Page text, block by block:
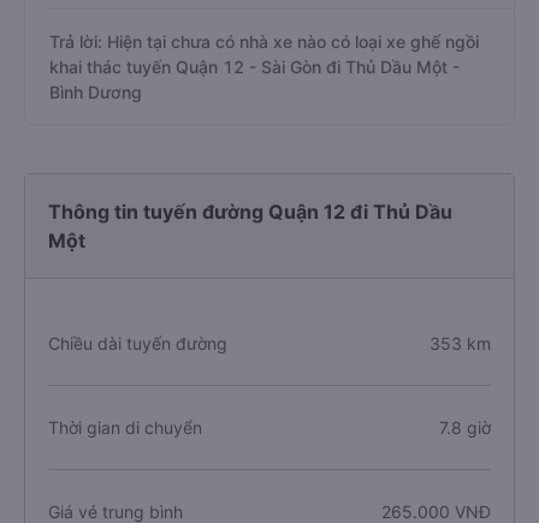
Trả lời: Hiện tại chưa có nhà xe nào có loại xe ghế ngồi
khai thác tuyến Quận 12 - Sài Gòn đi Thủ Dầu Một -
Bình Dương
Thông tin tuyến đường Quận 12 đi Thủ Dầu
Một
Chiều dài tuyến đường 353 km
Thời gian di chuyển 7.8 giờ
Giá vé trung bình 265.000 VNĐ